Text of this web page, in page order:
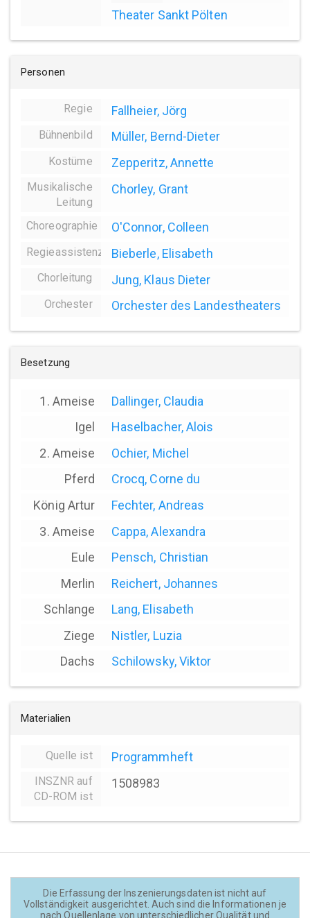
Theater Sankt Pölten
Personen
Regie Fallheier, Jörg
Bühnenbild Müller, Bernd-Dieter
Kostüme Zepperitz, Annette
Musikalische
Leitung
Chorley, Grant
Choreographie O'Connor, Colleen
Regieassistenz Bieberle, Elisabeth
Chorleitung Jung, Klaus Dieter
Orchester Orchester des Landestheaters
Besetzung
1. Ameise
Dallinger, Claudia
Igel
Haselbacher, Alois
2. Ameise
Ochier, Michel
Pferd
Crocq, Corne du
König Artur
Fechter, Andreas
3. Ameise
Cappa, Alexandra
Eule
Pensch, Christian
Merlin
Reichert, Johannes
Schlange
Lang, Elisabeth
Ziege
Nistler, Luzia
Dachs
Schilowsky, Viktor
Materialien
Quelle ist Programmheft
INSZNR auf
CD-ROM ist
1508983
Die Erfassung der Inszenierungsdaten ist nicht auf
Vollständigkeit ausgerichtet. Auch sind die Informationen je
nach Quellenlage von unterschiedlicher Qualität und